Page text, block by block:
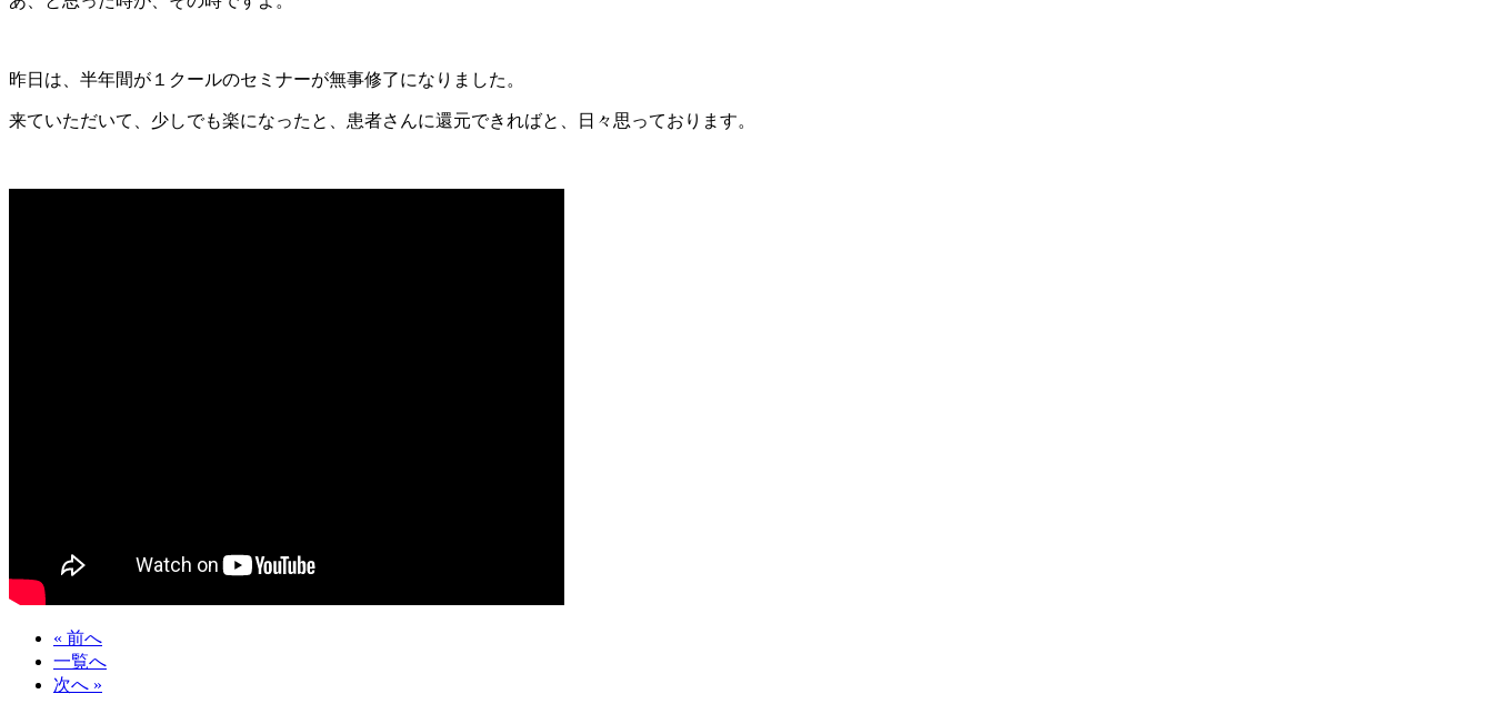
昨日は、半年間が１クールのセミナーが無事修了になりました。
来ていただいて、少しでも楽になったと、患者さんに還元できればと、日々思っております。
« 前へ
一覧へ
次へ »